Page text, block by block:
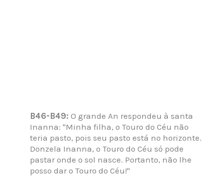
B46-B49: O grande An respondeu à santa
Inanna: "Minha filha, o Touro do Céu não
teria pasto, pois seu pasto está no horizonte.
Donzela Inanna, o Touro do Céu só pode
pastar onde o sol nasce. Portanto, não lhe
posso dar o Touro do Céu!"